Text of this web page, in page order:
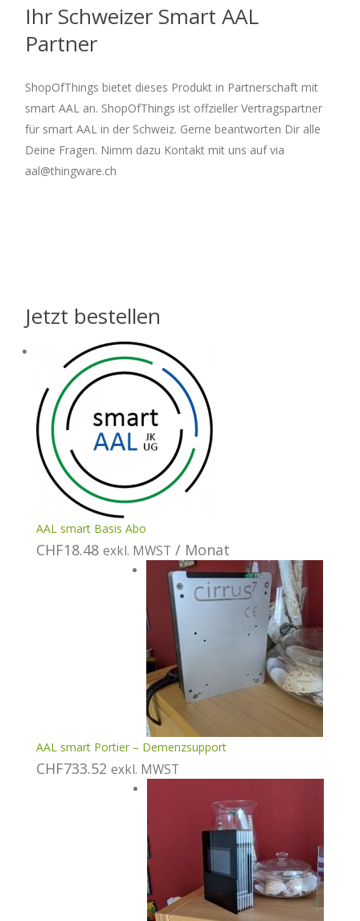
Ihr Schweizer Smart AAL
Partner
ShopOfThings bietet dieses Produkt in Partnerschaft mit
smart AAL an. ShopOfThings ist offzieller Vertragspartner
für smart AAL in der Schweiz. Gerne beantworten Dir alle
Deine Fragen. Nimm dazu Kontakt mit uns auf via
aal@thingware.ch
Jetzt bestellen
AAL smart Basis Abo
CHF18.48 exkl. MWST / Monat
in den Warenkorb
AAL smart Portier – Demenzsupport
CHF733.52 exkl. MWST
In den Warenkorb